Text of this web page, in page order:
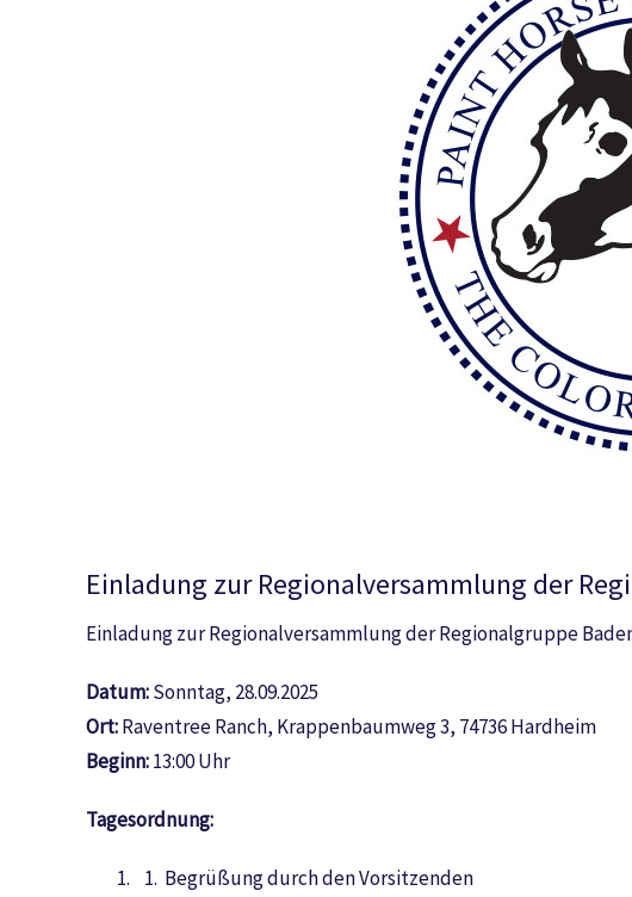
Einladung zur Regionalversammlung der
Einladung zur Regionalversammlung der Regionalgruppe
Datum:Sonntag, 28.09.2025
Ort:Raventree Ranch, Krappenbaumweg 3, 74736 Hardheim
Beginn:13:00 Uhr
Tagesordnung:
1. Begrüßung durch den Vorsitzenden